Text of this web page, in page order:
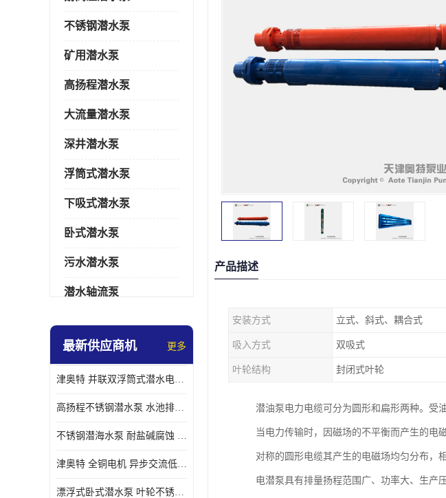
不锈钢潜水泵
矿用潜水泵
高扬程潜水泵
大流量潜水泵
深井潜水泵
浮筒式潜水泵
下吸式潜水泵
卧式潜水泵
污水潜水泵
潜水轴流泵
螺旋离心泵
控制柜
最新供应商机 更多
津奥特 并联双浮筒式潜水电泵 矿山抢险泵 大流量卧式安装 可提供定制
高扬程不锈钢潜水泵 水池排水 变频 井用潜水电泵供应 能耗低 工厂批发
不锈钢潜海水泵 耐盐碱腐蚀 大流量 立式卧式下吸式安装 厂家定制
津奥特 全铜电机 异步交流低压潜水电机 运行稳定售后质保 致电咨询
漂浮式卧式潜水泵 叶轮不锈钢材质 大流量 变频抽水泵 厂家质保售后
产品描述
安装方式 立式、斜式、耦合式
吸入方式 双吸式
叶轮结构 封闭式叶轮
潜油泵电力电缆可分为圆形和扁形两种。受
当电力传输时，因磁场的不平衡而产生的电
对称的圆形电缆其产生的电磁场均匀分布，
电潜泵具有排量扬程范围广、功率大、生产